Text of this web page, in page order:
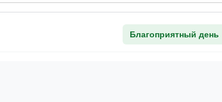
Благоприятный день